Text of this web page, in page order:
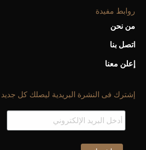
روابط مفيدة
من نحن
اتصل بنا
إعلن معنا
إشترك فى النشرة البريدية ليصلك كل جديد